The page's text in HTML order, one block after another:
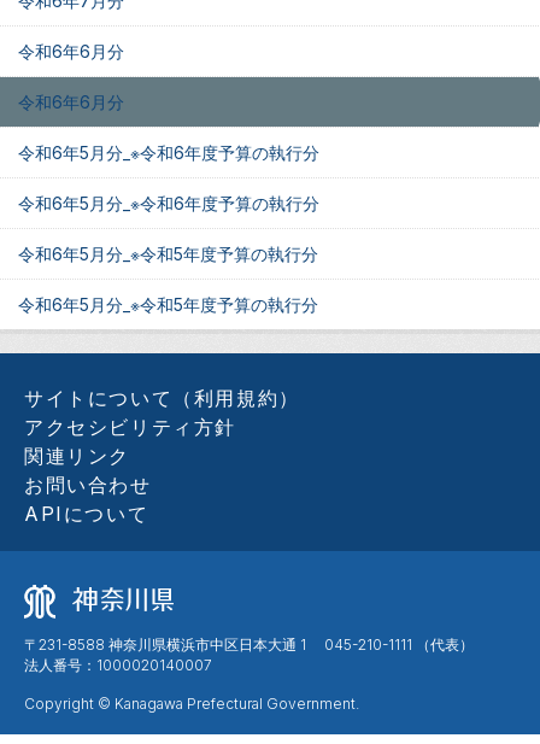
令和6年6月分
令和6年6月分
令和6年5月分_※令和6年度予算の執行分
令和6年5月分_※令和6年度予算の執行分
令和6年5月分_※令和5年度予算の執行分
令和6年5月分_※令和5年度予算の執行分
サイトについて（利用規約）
アクセシビリティ方針
関連リンク
お問い合わせ
APIについて
〒231-8588 神奈川県横浜市中区日本大通 1 045-210-1111 （代表）
法人番号：1000020140007
Copyright © Kanagawa Prefectural Government.